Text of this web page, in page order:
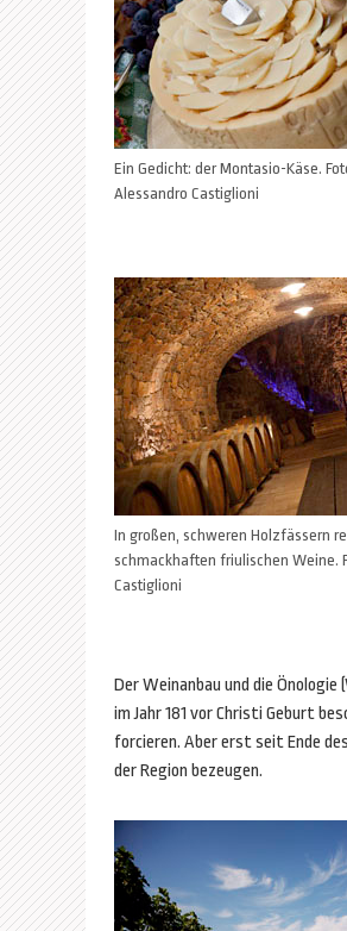
Ein Gedicht: der Montasio-Käse.
Alessandro Castiglioni
In großen, schweren Holzfässern
schmackhaften friulischen Weine.
Castiglioni
Der Weinanbau und die
im Jahr 181 vor Christi Geburt
forcieren. Aber erst seit Ende
der Region bezeugen.